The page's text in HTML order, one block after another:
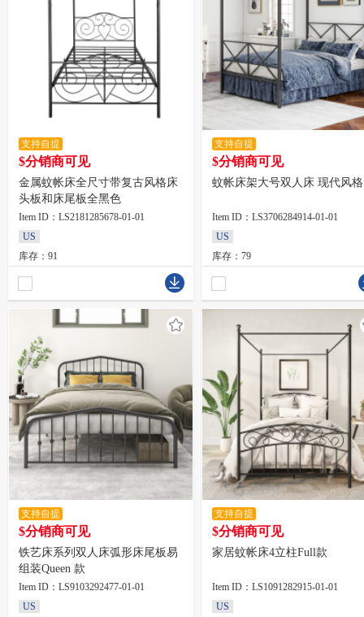
支持自提
$分销商可见
金属蚊帐床全尺寸带复古风格床
头板和床尾板全黑色
Item ID：LS2181285678-01-01
US
库存：91
支持自提
$分销商可见
蚊帐床架大号双人床 现代风格
Item ID：LS3706284914-01-01
US
库存：79
支持自提
$分销商可见
铁艺床系列双人床弧形床尾板易
组装Queen 款
Item ID：LS9103292477-01-01
US
支持自提
$分销商可见
家居蚊帐床4立柱Full款
Item ID：LS1091282915-01-01
US